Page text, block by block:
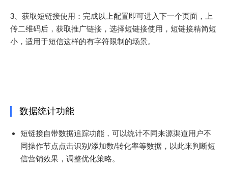
3、获取短链接使用：完成以上配置即可进入下一个页面，上
传二维码后，获取推广链接，选择短链接使用，短链接精简短
小，适用于短信这样的有字符限制的场景。
数据统计功能
短链接自带数据追踪功能，可以统计不同来源渠道用户不
同操作节点点击识别/添加数/转化率等数据，以此来判断短
信营销效果，调整优化策略。